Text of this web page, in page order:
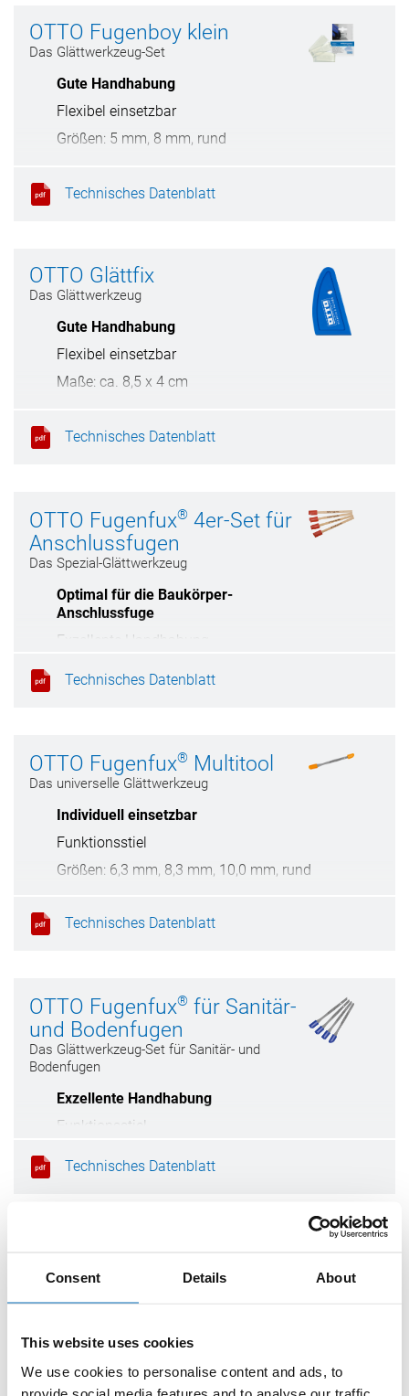
Consent Details About
This website uses cookies
We use cookies to personalise content and ads, to
provide social media features and to analyse our traffic.
OTTO Fugenboy klein
Das Glättwerkzeug-Set
Gute Handhabung
Flexibel einsetzbar
Größen: 5 mm, 8 mm, rund
Technisches Datenblatt
OTTO Glättfix
Das Glättwerkzeug
Gute Handhabung
Flexibel einsetzbar
Maße: ca. 8,5 x 4 cm
Technisches Datenblatt
OTTO Fugenfux® 4er-Set für
Anschlussfugen
Das Spezial-Glättwerkzeug
Optimal für die Baukörper-
Anschlussfuge
Exzellente Handhabung
Technisches Datenblatt
OTTO Fugenfux® Multitool
Das universelle Glättwerkzeug
Individuell einsetzbar
Funktionsstiel
Größen: 6,3 mm, 8,3 mm, 10,0 mm, rund
Technisches Datenblatt
OTTO Fugenfux® für Sanitär-
und Bodenfugen
Das Glättwerkzeug-Set für Sanitär- und
Bodenfugen
Exzellente Handhabung
Funktionsstiel
Technisches Datenblatt
Kartuschenschneider